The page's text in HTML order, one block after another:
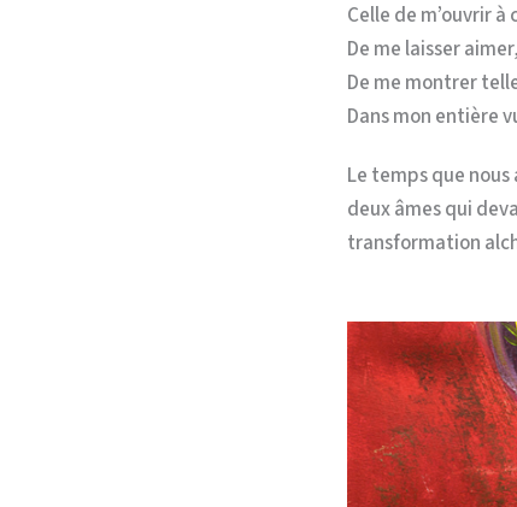
Celle de m’ouvrir à
De me laisser aimer,
De me montrer
Dans mon entière
Le temps que
deux âmes qui
transformation